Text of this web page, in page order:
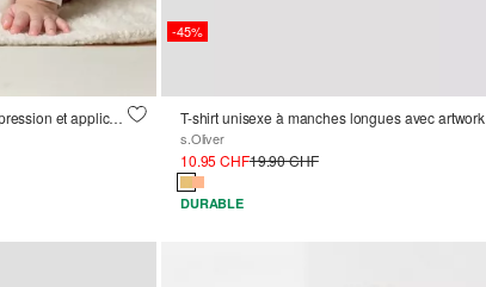
T-shirt à manches longues avec impression et application
-45%
T-shirt unisexe à manches longues avec artwork
s.Oliver
10.95 CHF19.90 CHF
DURABLE